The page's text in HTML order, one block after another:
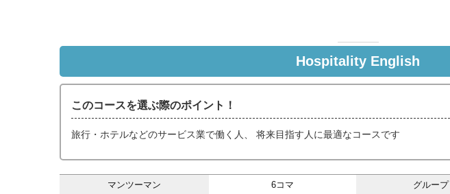
Hospitality English
このコースを選ぶ際のポイント！
旅行・ホテルなどのサービス業で働く人、 将来目指す人に最適なコースです
マンツーマン 6コマ グループ